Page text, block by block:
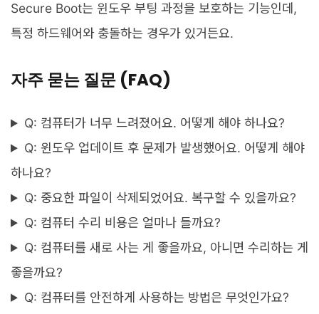
Secure Boot는 윈도우 부팅 과정을 보호하는 기능인데,
특정 하드웨어와 충돌하는 경우가 있거든요.
자주 묻는 질문 (FAQ)
Q: 컴퓨터가 너무 느려졌어요. 어떻게 해야 하나요?
Q: 윈도우 업데이트 후 문제가 발생했어요. 어떻게 해야
하나요?
Q: 중요한 파일이 삭제되었어요. 복구할 수 있을까요?
Q: 컴퓨터 수리 비용은 얼마나 들까요?
Q: 컴퓨터를 새로 사는 게 좋을까요, 아니면 수리하는 게
좋을까요?
Q: 컴퓨터를 안전하게 사용하는 방법은 무엇인가요?